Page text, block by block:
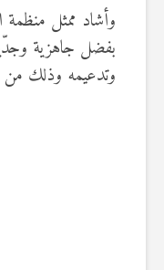
وأشاد ممثل منظمة
بفضل جاهزية
وتدعيمه وذلك من